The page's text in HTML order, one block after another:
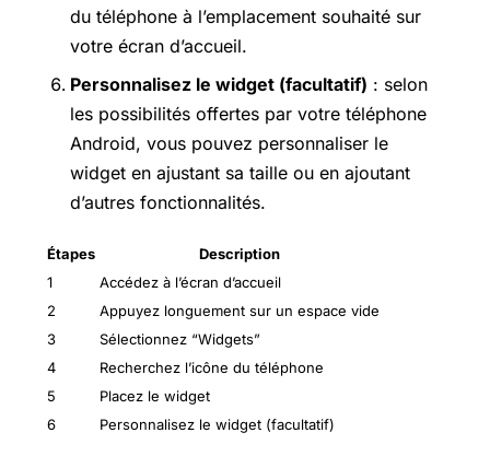
du téléphone à l’emplacement souhaité sur
votre écran d’accueil.
Personnalisez le widget (facultatif) : selon
les possibilités offertes par votre téléphone
Android, vous pouvez personnaliser le
widget en ajustant sa taille ou en ajoutant
d’autres fonctionnalités.
Étapes
Description
1
Accédez à l’écran d’accueil
2
Appuyez longuement sur un espace vide
3
Sélectionnez “Widgets”
4
Recherchez l’icône du téléphone
5
Placez le widget
6
Personnalisez le widget (facultatif)